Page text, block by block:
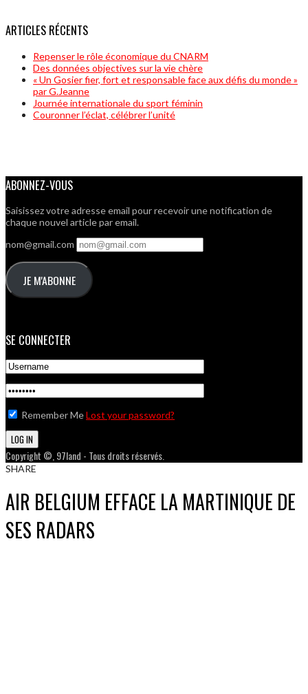
ARTICLES RÉCENTS
Repenser le rôle économique du CNARM
Des données objectives sur la vie chère
« Un Gosier fier, fort et responsable face aux défis du monde »
par G.Jeanne
Journée internationale du sport féminin
Couronner l’éclat, célébrer l’unité
ABONNEZ-VOUS
Saisissez votre adresse email pour recevoir une notification de
chaque nouvel article par email.
nom@gmail.com
JE M'ABONNE
SE CONNECTER
Remember MeLost your password?
Copyright ©, 97land - Tous droits réservés.
SHARE
AIR BELGIUM EFFACE LA MARTINIQUE DE
SES RADARS